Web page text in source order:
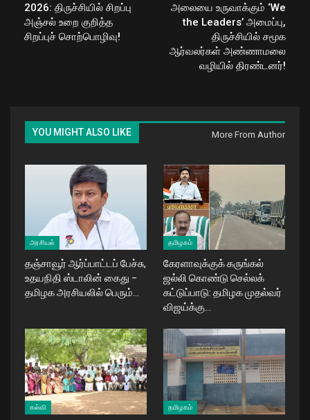
2026: திருச்சியில் சிறப்பு
அஞ்சல் உறை குறித்த
சிறப்புச் சொற்பொழிவு!
அலையை உருவாக்கும் ‘We
the Leaders’ அமைப்பு,
திருச்சியில் சமூக
ஆர்வலர்கள் அண்ணாமலை
வழியில் திரண்டனர்!
YOU MIGHT ALSO LIKE More From Author
அரசியல்
தஞ்சாவூர் ஆர்ப்பாட்டப் பேச்சு,
உதயநிதி ஸ்டாலின் கைது –
தமிழக அரசியலில் பெரும்…
தமிழகம்
கேரளாவுக்குக் கருங்கல்
ஜல்லி கொண்டு செல்லக்
கட்டுப்பாடு: தமிழக முதல்வர்
விஜய்க்கு…
கல்வி தமிழகம்